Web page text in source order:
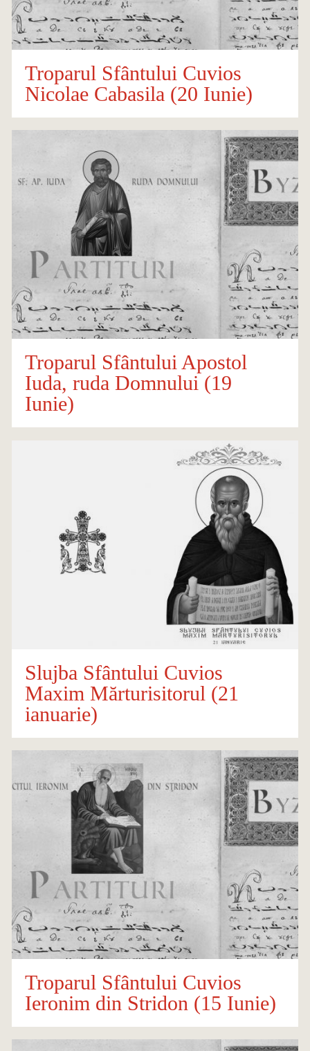
Troparul Sfântului Cuvios
Nicolae Cabasila (20 Iunie)
Troparul Sfântului Apostol
Iuda, ruda Domnului (19
Iunie)
Slujba Sfântului Cuvios
Maxim Mărturisitorul (21
ianuarie)
Troparul Sfântului Cuvios
Ieronim din Stridon (15 Iunie)